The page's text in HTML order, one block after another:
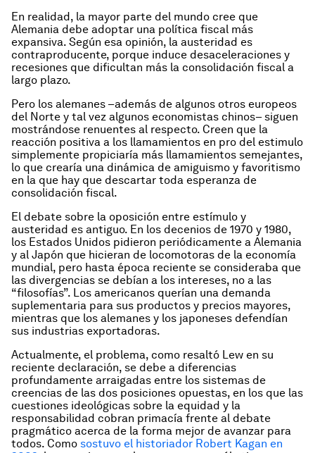
En realidad, la mayor parte del mundo cree que
Alemania debe adoptar una política fiscal más
expansiva. Según esa opinión, la austeridad es
contraproducente, porque induce desaceleraciones y
recesiones que dificultan más la consolidación fiscal a
largo plazo.
Pero los alemanes –además de algunos otros europeos
del Norte y tal vez algunos economistas chinos– siguen
mostrándose renuentes al respecto. Creen que la
reacción positiva a los llamamientos en pro del estimulo
simplemente propiciaría más llamamientos semejantes,
lo que crearía una dinámica de amiguismo y favoritismo
en la que hay que descartar toda esperanza de
consolidación fiscal.
El debate sobre la oposición entre estímulo y
austeridad es antiguo. En los decenios de 1970 y 1980,
los Estados Unidos pidieron periódicamente a Alemania
y al Japón que hicieran de locomotoras de la economía
mundial, pero hasta época reciente se consideraba que
las divergencias se debían a los intereses, no a las
“filosofías”. Los americanos querían una demanda
suplementaria para sus productos y precios mayores,
mientras que los alemanes y los japoneses defendían
sus industrias exportadoras.
Actualmente, el problema, como resaltó Lew en su
reciente declaración, se debe a diferencias
profundamente arraigadas entre los sistemas de
creencias de las dos posiciones opuestas, en los que las
cuestiones ideológicas sobre la equidad y la
responsabilidad cobran primacía frente al debate
pragmático acerca de la forma mejor de avanzar para
todos. Como sostuvo el historiador Robert Kagan en